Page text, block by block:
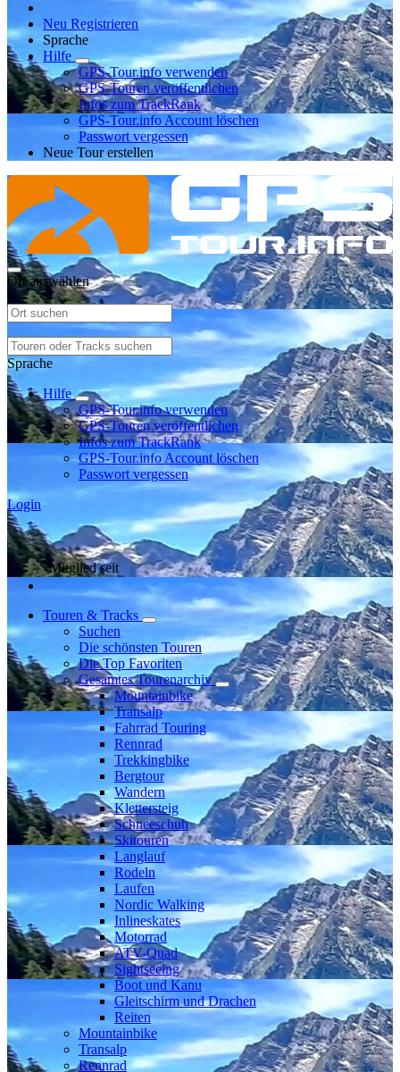
Neu Registrieren
Sprache
Hilfe
GPS-Tour.info verwenden
GPS-Touren veröffentlichen
Infos zum TrackRank
GPS-Tour.info Account löschen
Passwort vergessen
Neue Tour erstellen
Ort auswählen
Sprache
Hilfe
GPS-Tour.info verwenden
GPS-Touren veröffentlichen
Infos zum TrackRank
GPS-Tour.info Account löschen
Passwort vergessen
Login
Mitglied seit
Touren & Tracks
Suchen
Die schönsten Touren
Die Top Favoriten
Gesamtes Tourenarchiv
Mountainbike
Transalp
Fahrrad Touring
Rennrad
Trekkingbike
Bergtour
Wandern
Klettersteig
Schneeschuh
Skitouren
Langlauf
Rodeln
Laufen
Nordic Walking
Inlineskates
Motorrad
ATV-Quad
Sightseeing
Boot und Kanu
Gleitschirm und Drachen
Reiten
Mountainbike
Transalp
Rennrad